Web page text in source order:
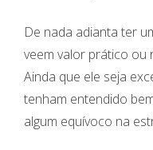
De nada adianta ter
veem valor prático ou
Ainda que ele seja
tenham entendido
algum equívoco na